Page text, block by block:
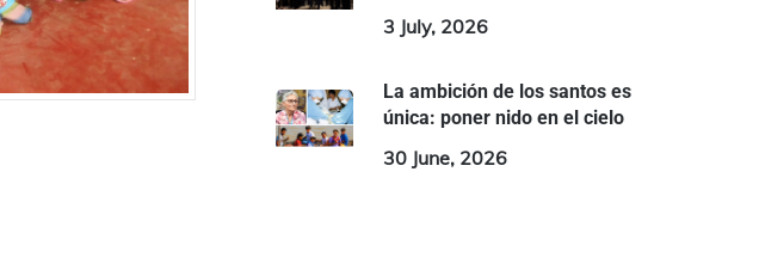
3 July, 2026
La ambición de los santos es
única: poner nido en el cielo
30 June, 2026